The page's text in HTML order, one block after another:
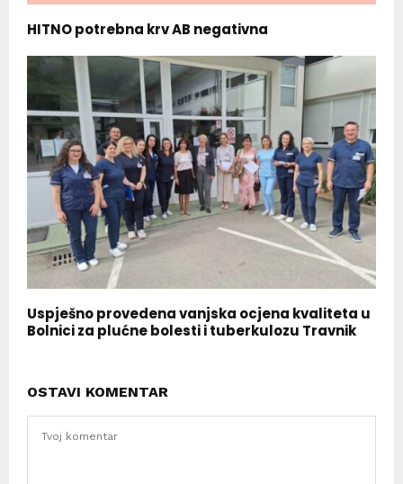
HITNO potrebna krv AB negativna
Uspješno provedena vanjska ocjena kvaliteta u
Bolnici za plućne bolesti i tuberkulozu Travnik
OSTAVI KOMENTAR